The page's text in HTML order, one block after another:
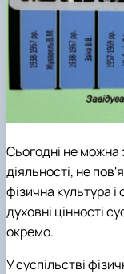
Сьогодні не можна
діяльності, не
фізична культура і
духовні цінності
окремо.
У суспільстві